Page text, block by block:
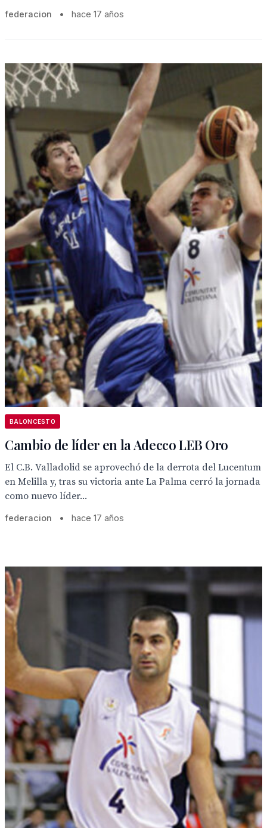
federacion • hace 17 años
BALONCESTO
Cambio de líder en la Adecco LEB Oro
El C.B. Valladolid se aprovechó de la derrota del Lucentum
en Melilla y, tras su victoria ante La Palma cerró la jornada
como nuevo líder...
federacion • hace 17 años